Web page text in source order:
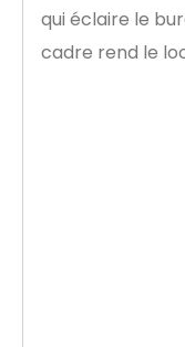
qui éclaire le
cadre rend le